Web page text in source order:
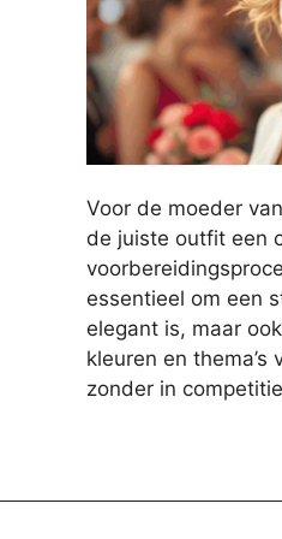
Voor de moeder
de juiste outfit een
essentieel om een
elegant is, maar
kleuren en
zonder in